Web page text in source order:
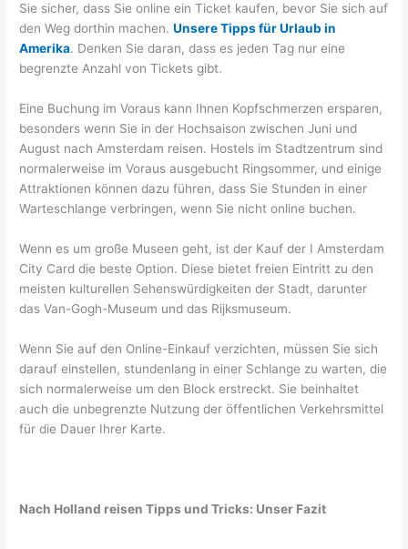
Sie sicher, dass Sie online ein Ticket kaufen, bevor Sie sich auf
den Weg dorthin machen.Unsere Tipps für Urlaub in
Amerika. Denken Sie daran, dass es jeden Tag nur eine
begrenzte Anzahl von Tickets gibt.
Eine Buchung im Voraus kann Ihnen Kopfschmerzen ersparen,
besonders wenn Sie in der Hochsaison zwischen Juni und
August nach Amsterdam reisen. Hostels im Stadtzentrum sind
normalerweise im Voraus ausgebucht Ringsommer, und einige
Attraktionen können dazu führen, dass Sie Stunden in einer
Warteschlange verbringen, wenn Sie nicht online buchen.
Wenn es um große Museen geht, ist der Kauf der I Amsterdam
City Card die beste Option. Diese bietet freien Eintritt zu den
meisten kulturellen Sehenswürdigkeiten der Stadt, darunter
das Van-Gogh-Museum und das Rijksmuseum.
Wenn Sie auf den Online-Einkauf verzichten, müssen Sie sich
darauf einstellen, stundenlang in einer Schlange zu warten, die
sich normalerweise um den Block erstreckt. Sie beinhaltet
auch die unbegrenzte Nutzung der öffentlichen Verkehrsmittel
für die Dauer Ihrer Karte.
Nach Holland reisen Tipps und Tricks: Unser Fazit